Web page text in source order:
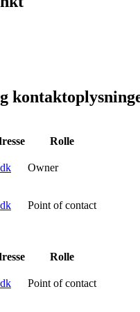
Rolle
Owner
Point of contact
Rolle
Point of contact